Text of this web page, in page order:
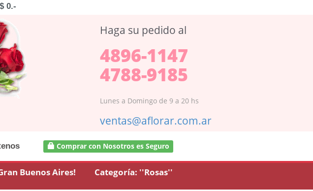
0.-
Haga su pedido al
4896-1147
4788-9185
Lunes a Domingo de 9 a 20 hs
ventas@aflorar.com.ar
Comprar con Nosotros es Seguro
Buenos Aires! Categoría: ''Rosas''